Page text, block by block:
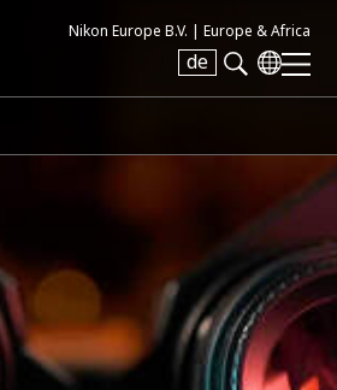
Nikon Europe B.V. | Europe & Africa
de